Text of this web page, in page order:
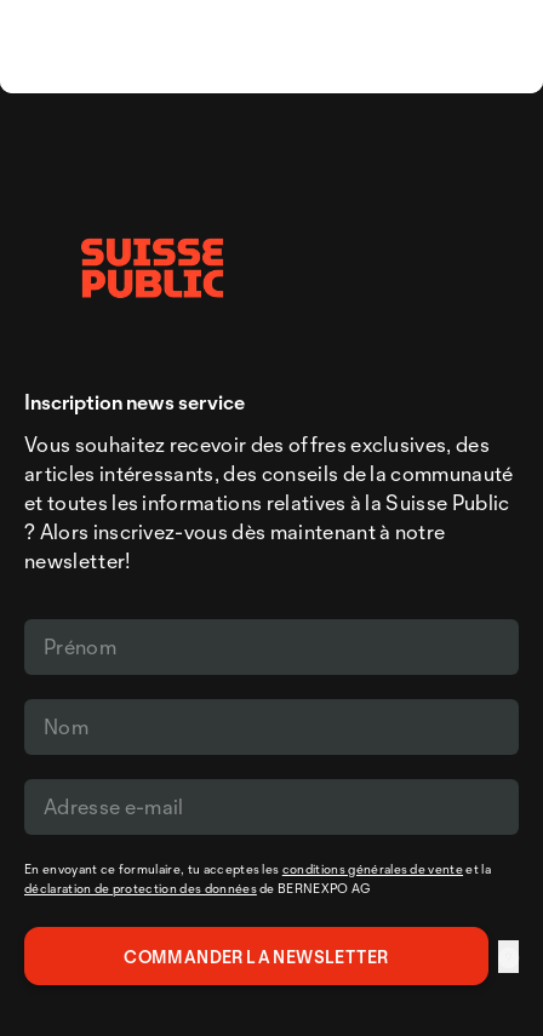
Inscription news service
Vous souhaitez recevoir des offres exclusives, des
articles intéressants, des conseils de la communauté
et toutes les informations relatives à la Suisse Public
? Alors inscrivez-vous dès maintenant à notre
newsletter!
En envoyant ce formulaire, tu acceptes les conditions générales de venteet la
déclaration de protection des donnéesde BERNEXPO AG